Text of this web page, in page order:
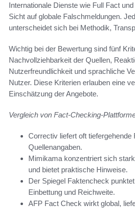
Internationale Dienste wie Full Fact
Sicht auf globale Falschmeldungen.
unterscheidet sich bei Methodik,
Wichtig bei der Bewertung sind fünf
Nachvollziehbarkeit der Quellen,
Nutzerfreundlichkeit und sprachliche
Nutzer. Diese Kriterien erlauben eine
Einschätzung der Angebote.
Vergleich von Fact-Checking-
Correctiv liefert oft
Quellenangaben.
Mimikama konzentriert sich
und bietet praktische Hinweise.
Der Spiegel Faktencheck
Einbettung und Reichweite.
AFP Fact Check wirkt global,